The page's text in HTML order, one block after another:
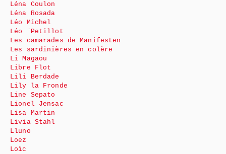
Léna Coulon
Léna Rosada
Léo Michel
Léo ¨Petillot
Les camarades de Manifesten
Les sardinières en colère
Li Magaou
Libre Flot
Lili Berdade
Lily la Fronde
Line Sepato
Lionel Jensac
Lisa Martin
Livia Stahl
Lluno
Loez
Loïc